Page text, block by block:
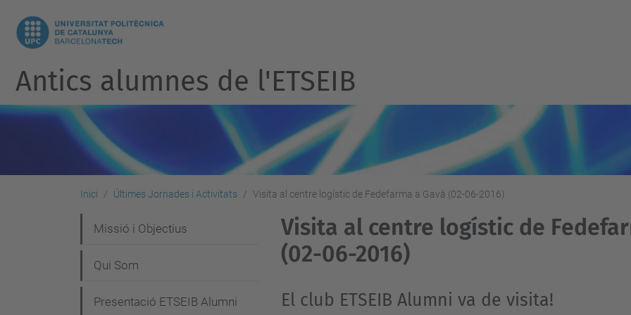
Antics alumnes de l'ETSEIB
Inici Últimes Jornades i Activitats Visita al centre logístic de Fedefarma a Gavà (02-06-2016)
Visita al centre logístic de
(02-06-2016)
El club ETSEIB Alumni va de visita!
a
v
Missió i Objectius
Qui Som
Presentació ETSEIB Alumni